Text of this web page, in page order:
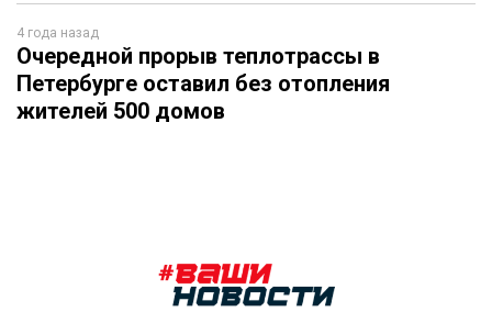
4 года назад
Очередной прорыв теплотрассы в
Петербурге оставил без отопления
жителей 500 домов